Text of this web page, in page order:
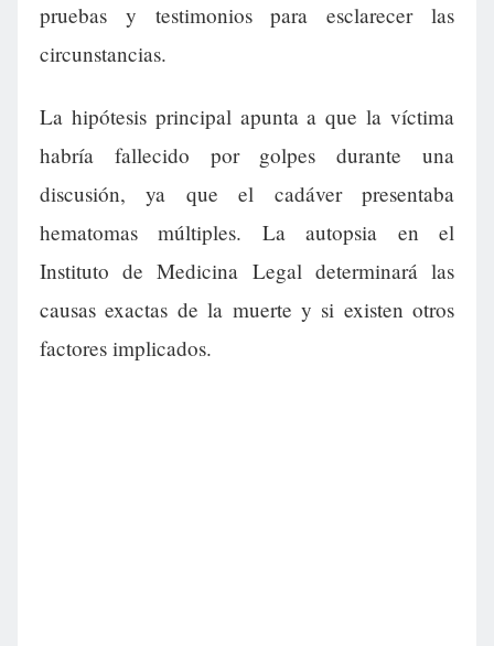
pruebas y testimonios para esclarecer las
circunstancias.
La hipótesis principal apunta a que la víctima
habría fallecido por golpes durante una
discusión, ya que el cadáver presentaba
hematomas múltiples. La autopsia en el
Instituto de Medicina Legal determinará las
causas exactas de la muerte y si existen otros
factores implicados.